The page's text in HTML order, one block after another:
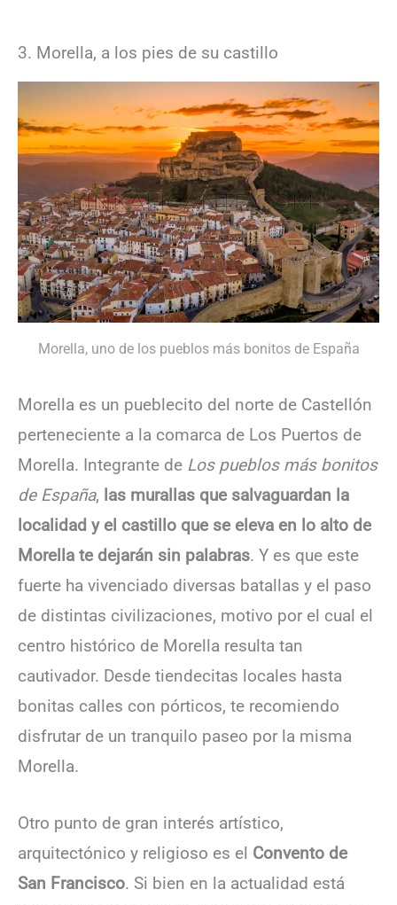
3. Morella, a los pies de su castillo
Morella, uno de los pueblos más bonitos de España
Morella es un pueblecito del norte de Castellón
perteneciente a la comarca de Los Puertos de
Morella. Integrante de Los pueblos más bonitos
de España, las murallas que salvaguardan la
localidad y el castillo que se eleva en lo alto de
Morella te dejarán sin palabras. Y es que este
fuerte ha vivenciado diversas batallas y el paso
de distintas civilizaciones, motivo por el cual el
centro histórico de Morella resulta tan
cautivador. Desde tiendecitas locales hasta
bonitas calles con pórticos, te recomiendo
disfrutar de un tranquilo paseo por la misma
Morella.
Otro punto de gran interés artístico,
arquitectónico y religioso es el Convento de
San Francisco. Si bien en la actualidad está